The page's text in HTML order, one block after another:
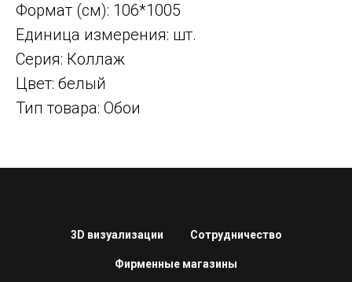
Формат (см): 106*1005
Единица измерения: шт.
Серия: Коллаж
Цвет: белый
Тип товара: Обои
3D визуализации Сотрудничество
Фирменные магазины